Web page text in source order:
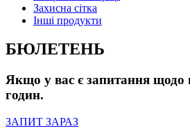
Захисна сітка
Інші продукти
БЮЛЕТЕНЬ
Якщо у вас є запитання щодо
годин.
ЗАПИТ ЗАРАЗ